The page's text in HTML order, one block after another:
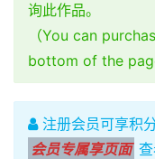
询此作品。
（You can
bottom of the
注册会员可享积
会员专属享页面 查